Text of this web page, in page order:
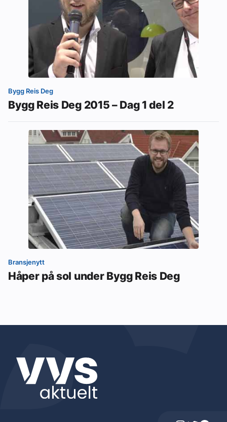
Bygg Reis Deg
Bygg Reis Deg 2015 – Dag 1 del 2
Bransjenytt
Håper på sol under Bygg Reis Deg